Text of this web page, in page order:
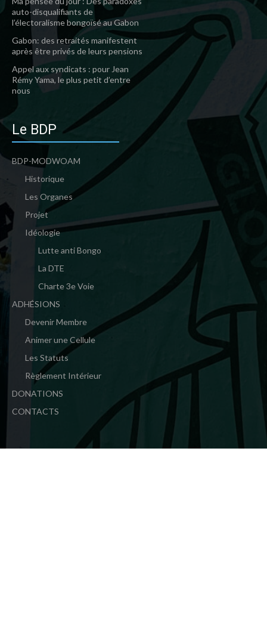
auto-disqualifiants de
l’électoralisme bongoïsé au Gabon
Gabon: des retraités manifestent
après être privés de leurs pensions
Appel aux syndicats : pour Jean
Rémy Yama, le plus petit d’entre
nous
Le BDP
BDP-MODWOAM
Historique
Les Organes
Projet
Idéologie
Lutte anti Bongo
La DTE
Charte 3e Voie
ADHÉSIONS
Devenir Membre
Animer une Cellule
Les Statuts
Règlement Intérieur
DONATIONS
CONTACTS